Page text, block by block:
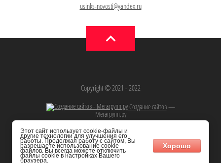
usinks-novosti@yandex.ru
Copyright © 2021 - 2022
Создание сайтов—
Мегагрупп.ру
Этот сайт использует cookie-файлы и
другие технологии для улучшения его
работы. Продолжая работу с сайтом, Вы
разрешаете использование cookie-
файлов. Вы всегда можете отключить
файлы cookie в настройках Вашего
браузера.
Хорошо